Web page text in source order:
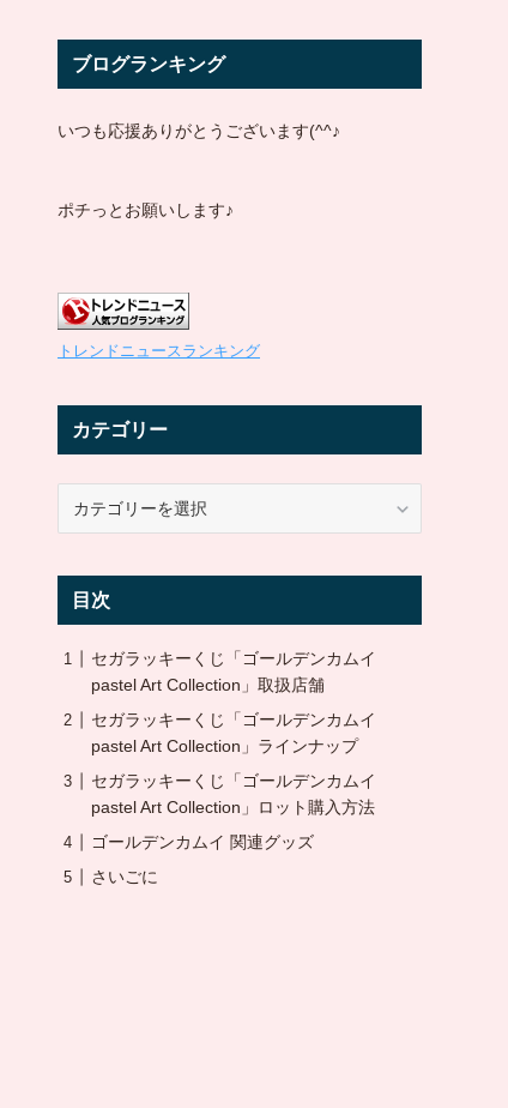
イ
ブログランキング
いつも応援ありがとうございます(^^♪
ポチっとお願いします♪
トレンドニュースランキング
カテゴリー
リ
目次
セガラッキーくじ「ゴールデンカムイ
pastel Art Collection」取扱店舗
セガラッキーくじ「ゴールデンカムイ
pastel Art Collection」ラインナップ
セガラッキーくじ「ゴールデンカムイ
pastel Art Collection」ロット購入方法
ゴールデンカムイ 関連グッズ
さいごに